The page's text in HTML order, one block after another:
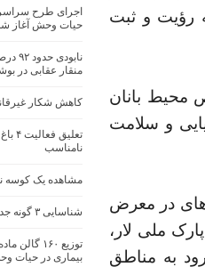
رؤیت و ثبت
محیط ‌بانان
و سلامت
در معرض
ملی لار،
به مناطق
اجرای طرح
حیات‌ وحش آغاز
منقار عقابی در
کاهش شکار
نامناسب
مشاهده یک کوسه
شناسایی ۳ گونه جدید زرافه
توزیع ۱۶۰
بیماری در حیات